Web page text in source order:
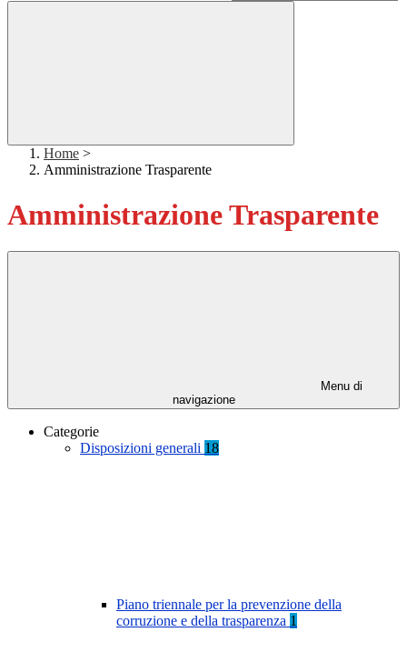
Home >
Amministrazione Trasparente
Amministrazione Trasparente
Menu di
navigazione
Categorie
Disposizioni generali 18
Piano triennale per la prevenzione della
corruzione e della trasparenza 1